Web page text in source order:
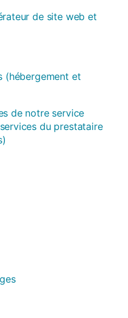
de site web et
(hébergement et
de notre service
du prestataire